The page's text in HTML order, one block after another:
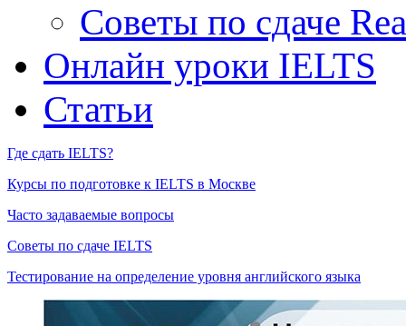
Советы по сдаче
Онлайн уроки IELTS
Статьи
Где сдать IELTS?
Курсы по подготовке к IELTS в Москве
Часто задаваемые вопросы
Советы по сдаче IELTS
Тестирование на определение уровня английского языка